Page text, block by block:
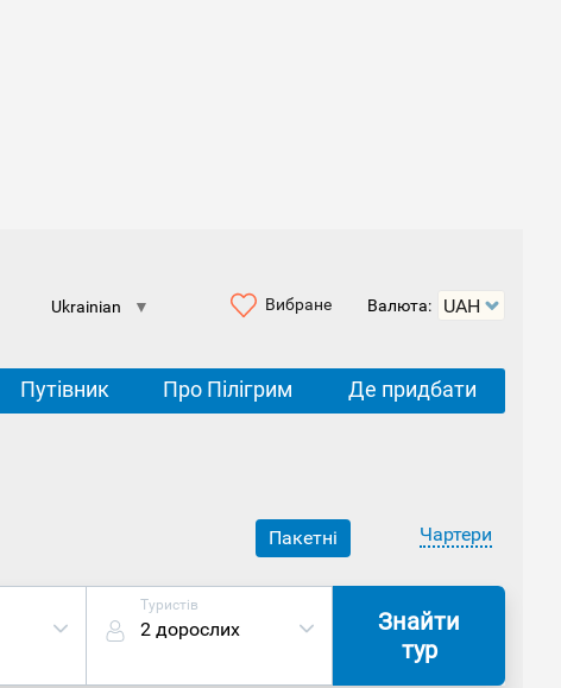
Ukrainian ▼ Вибране Валюта:
Путівник Про Пілігрим Де придбати
Пакетні Чартери
Туристів
2 дорослих
Знайти
тур